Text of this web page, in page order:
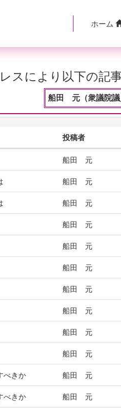
ホーム
スにより以下の記
船田 元（衆議院議
投稿者
船田 元
船田 元
船田 元
船田 元
船田 元
船田 元
船田 元
船田 元
船田 元
船田 元
べきか 船田 元
べきか 船田 元